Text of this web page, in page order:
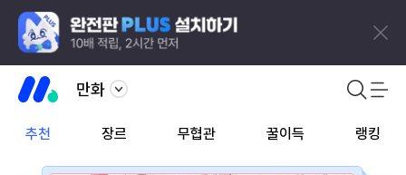
만화
추천 장르 무협관 꿀이득 랭킹